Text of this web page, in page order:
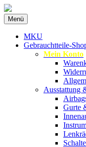
MKU
Ersatzteile
Menü Zum
Inhalt
springen
MKU
Gebrauchtteile-
Mein Konto
Ausstattung
Gurte